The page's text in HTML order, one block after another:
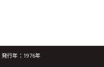
発行年：1976年